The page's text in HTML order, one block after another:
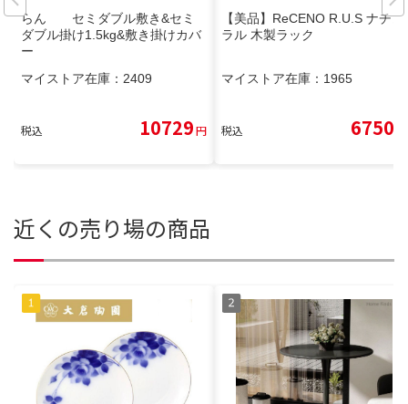
らん セミダブル敷き&セミ
ダブル掛け1.5kg&敷き掛けカバ
ー
マイストア在庫： 2409
税込 10729円
【美品】ReCENO R.U.S ナチュ
ラル 木製ラック
マイストア在庫： 1965
税込 6750
近くの売り場の商品